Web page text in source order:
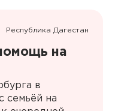
Республика Дагестан
в
семьёй на